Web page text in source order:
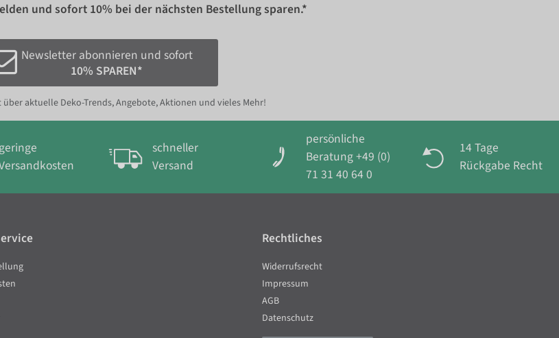
und sofort10% bei der nächsten Bestellung sparen.*
Newsletter abonnieren und sofort
10% SPAREN*
aktuelle Deko-Trends, Angebote, Aktionen und vieles Mehr!
schneller
Versand
persönliche
Beratung +49 (0)
71 31 40 64 0
14 Tage
Rückgabe Recht
Rechtliches
Widerrufsrecht
Impressum
AGB
Datenschutz